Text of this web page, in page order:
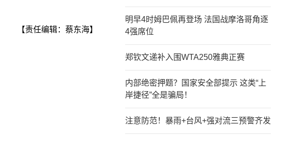
【责任编辑：蔡东海】
明早4时姆巴佩再登场 法国战摩洛哥角逐
4强席位
郑钦文递补入围WTA250雅典正赛
内部绝密押题？国家安全部提示 这类“上
岸捷径”全是骗局！
注意防范！暴雨+台风+强对流三预警齐发